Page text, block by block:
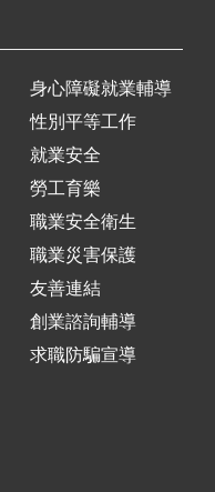
身心障礙就業輔導
性別平等工作
就業安全
勞工育樂
職業安全衛生
職業災害保護
友善連結
創業諮詢輔導
求職防騙宣導